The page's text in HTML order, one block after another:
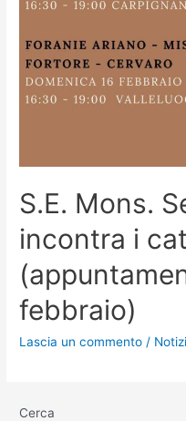
S.E. Mons.
incontra i
febbraio)
Lascia un commento /
Cerca